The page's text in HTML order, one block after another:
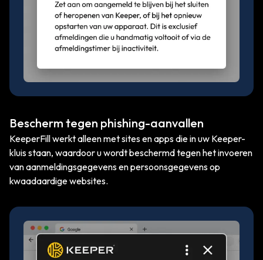
Bescherm tegen phishing-aanvallen
KeeperFill werkt alleen met sites en apps die in uw Keeper-
kluis staan, waardoor u wordt beschermd tegen het invoeren
van aanmeldingsgegevens en persoonsgegevens op
kwaadaardige websites.